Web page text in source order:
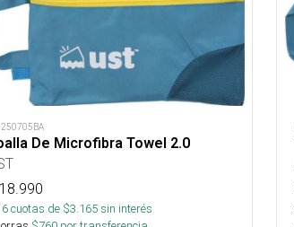
De Microfibra Towel 2.0
18.990
6cuotas de $3.165sin interés